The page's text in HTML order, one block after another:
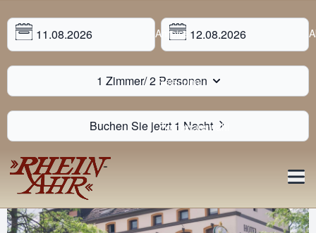
Anreise
1 Zimmer/2 Personen
Belegung
Buchen Sie jetzt 1 Nacht
Zimmerauswahl